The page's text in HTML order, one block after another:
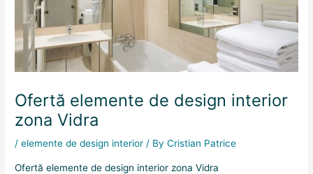
Ofertă elemente de design interior
zona Vidra
/elemente de design interior / ByCristian Patrice
Ofertă elemente de design interior zona Vidra